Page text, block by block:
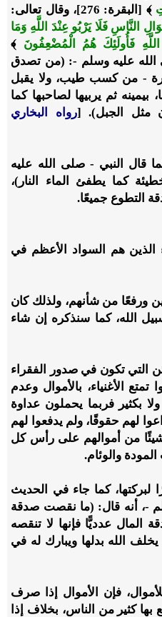
﴾ [البقرة: 276]، وقال تعالى:
النَّاسِ فَلَا يَرْبُو عِنْدَ اللَّهِ وَمَا
فَأُولَئِكَ هُمُ الْمُضْعِفُونَ ﴾
- صلى الله عليه وسلم -: (من تصدق
- من كسب طيب، ولا يقبل
بيمينه ثم يربيها لصاحبها كما
مثل الجبل). [رواه البخاري
قال النبي - صلى الله عليه
كما يطفئ الماء النار)،
التطوع جميعًا.
الذين هم السواد الأعظم في
ورفعًا من شأنهم، ولذلك كان
الله، كما سنذكره إن شاء
التي تكون في صدور الفقراء
تمتع الأغنياء، بالأموال وعدم
بكثير فربما يحملون عداوة
لهم حقوقًا، ولم يدفعوا لهم
شيئًا من أموالهم على رأس كل
والوئام.
لبركتها، كما جاء في الحديث
-، أنه قال: (ما نقصت صدقة
عدديًّا فإنها لا تنقصه
الله بدلها ويبارك له في
فإن الأموال إذا صرف
كثير من الناس، بخلاف إذا